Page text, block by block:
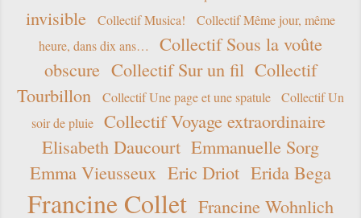
invisible
Collectif Musica!
Collectif Même jour, même
heure, dans dix ans…
Collectif Sous la voûte
obscure Collectif Sur un fil Collectif
Tourbillon
Collectif Une page et une spatule
Collectif Un
soir de pluie
Collectif Voyage extraordinaire
Elisabeth Daucourt Emmanuelle Sorg
Emma Vieusseux Eric Driot Erida Bega
Francine Collet Francine Wohnlich